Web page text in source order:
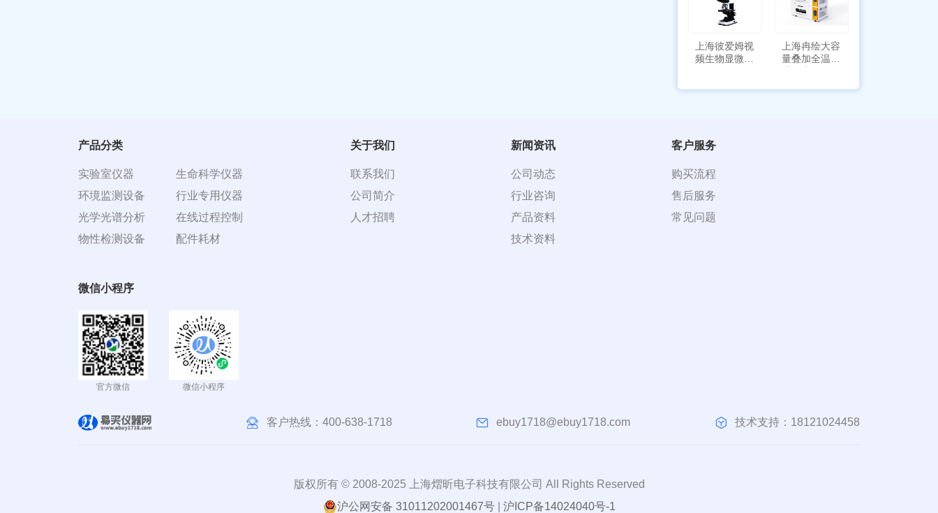
上海彼爱姆视
频生物显微镜
上海冉绘大容
量叠加全温恒
产品分类
实验室仪器
环境监测设备
光学光谱分析
物性检测设备
生命科学仪器
行业专用仪器
在线过程控制
配件耗材
关于我们
联系我们
公司简介
人才招聘
新闻资讯
公司动态
行业咨询
产品资料
技术资料
客户服务
购买流程
售后服务
常见问题
微信小程序
官方微信 微信小程序
客户热线： 400-638-1718 ebuy1718@ebuy1718.com 技术支持：18121024458
版权所有 © 2008-2025 上海熠昕电子科技有限公司 All Rights Reserved
沪公网安备 31011202001467号| 沪ICP备14024040号-1